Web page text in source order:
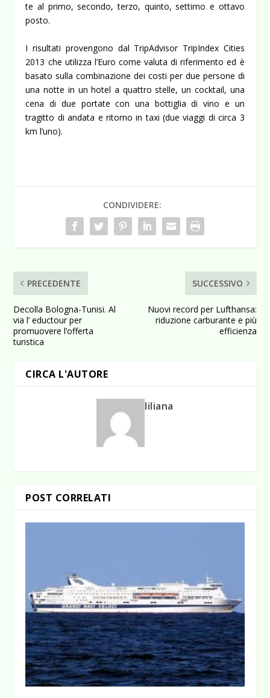
te al primo, secondo, terzo, quinto, settimo e ottavo
posto.
I risultati provengono dal TripAdvisor TripIndex Cities
2013 che utilizza l’Euro come valuta di riferimento ed è
basato sulla combinazione dei costi per due persone di
una notte in un hotel a quattro stelle, un cocktail, una
cena di due portate con una bottiglia di vino e un
tragitto di andata e ritorno in taxi (due viaggi di circa 3
km l’uno).
CONDIVIDERE:
PRECEDENTE
Decolla Bologna-Tunisi. Al
via l’ eductour per
promuovere l’offerta
turistica
SUCCESSIVO
Nuovi record per Lufthansa:
riduzione carburante e più
efficienza
CIRCA L'AUTORE
liliana
POST CORRELATI